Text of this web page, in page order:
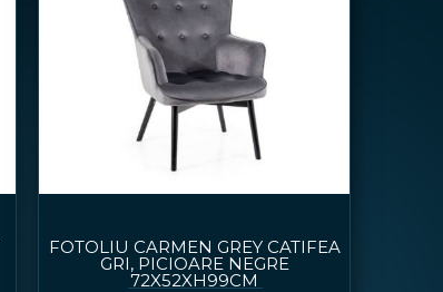
FOTOLIU CARMEN GREY CATIFEA
GRI, PICIOARE NEGRE
72X52XH99CM